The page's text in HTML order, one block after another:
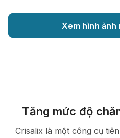
Xem hình ảnh
Tăng mức độ
Crisalix là một công cụ